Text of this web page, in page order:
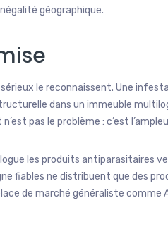
géographique.
le reconnaissent. Une
dans un immeuble
pas le problème : c’est
les produits antiparasitaires
fiables ne distribuent que des
de marché généraliste comme